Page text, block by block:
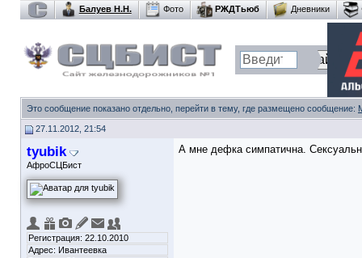
Балуев Н.Н. Фото РЖДТьюб Дневники
Это сообщение показано отдельно, перейти в тему, где размещено сообщение:
27.11.2012, 21:54
tyubik
АфроСЦБист
Регистрация: 22.10.2010
Адрес: Ивантеевка
А мне дефка симпатична.